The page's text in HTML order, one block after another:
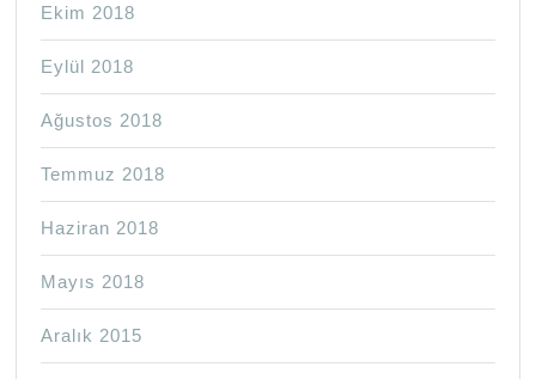
Ekim 2018
Eylül 2018
Ağustos 2018
Temmuz 2018
Haziran 2018
Mayıs 2018
Aralık 2015